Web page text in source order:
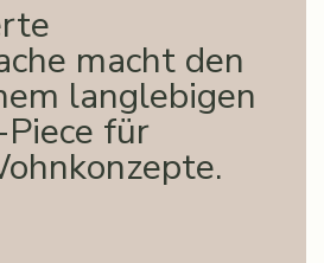
macht den
langlebigen
für